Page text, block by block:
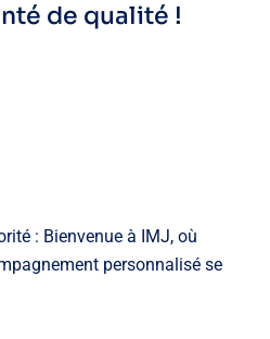
de qualité !
: Bienvenue à IMJ, où
personnalisé se